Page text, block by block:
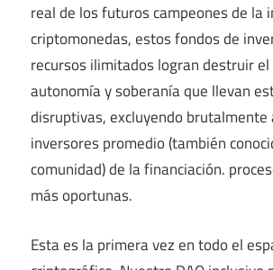
real de los futuros campeones de la
criptomonedas, estos fondos de
recursos ilimitados logran destruir el
autonomía y soberanía que llevan
disruptivas, excluyendo brutalmente
inversores promedio (también
comunidad) de la financiación.
más oportunas.
Esta es la primera vez en todo el